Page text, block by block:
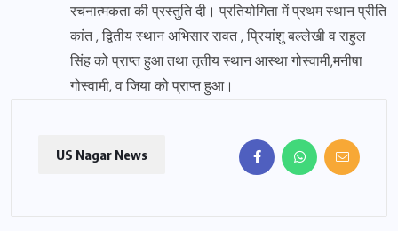
रचनात्मकता की प्रस्तुति दी। प्रतियोगिता में प्रथम स्थान प्रीति
कांत , द्वितीय स्थान अभिसार रावत , प्रियांशु बल्लेखी व राहुल
सिंह को प्राप्त हुआ तथा तृतीय स्थान आस्था गोस्वामी,मनीषा
गोस्वामी, व जिया को प्राप्त हुआ।
US Nagar News